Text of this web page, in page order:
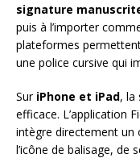
signature
puis à l’importer
plateformes
une police cursive qui
Sur iPhone et iPad, la
efficace. L’application
intègre directement un
l’icône de balisage, de